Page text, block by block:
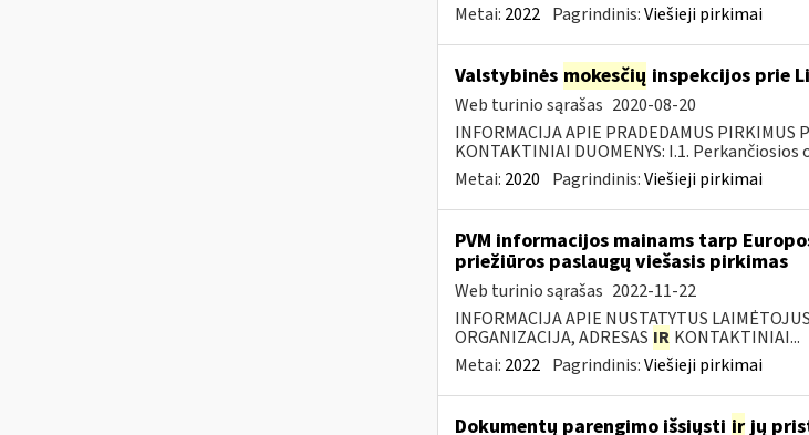
Metai: 2022 Pagrindinis:Viešieji pirkimai
Valstybinės mokesčių inspekcijos prie
Web turinio sąrašas 2020-08-20
INFORMACIJA APIE PRADEDAMUS
KONTAKTINIAI DUOMENYS: I.1.
Metai: 2020 Pagrindinis:Viešieji pirkimai
PVM informacijos mainams tarp
priežiūros paslaugų viešasis pirkimas
Web turinio sąrašas 2022-11-22
INFORMACIJA APIE NUSTATYTUS LAIMĖTOJUS
ORGANIZACIJA, ADRESAS IR KONTAKTINIAI...
Metai: 2022 Pagrindinis:Viešieji pirkimai
Dokumentų parengimo išsiųsti irjų